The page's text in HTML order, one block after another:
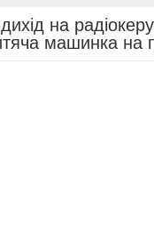
на
машинка на